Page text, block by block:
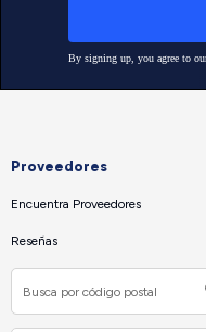
Proveedores
Encuentra Proveedores
Reseñas